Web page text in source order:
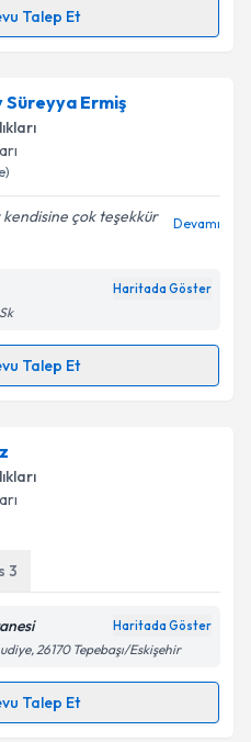
ilişkin
verilerimin belirtilen
Gönder
Talep Et
için randevu takvimi talebi
randevu almanız için bir
posta ile bilgilendireceğiz.
ilişkin
Aydınlatma
verilerimin belirtilen
kabul ediyorum.
Süreyya Ermiş
çok teşekkür
Devamı
Haritada Göster
Talep Et
Ermiş
randevu almanız
e-posta ile
verilerimin belirtilen
kabul ediyorum.
3
Haritada Göster
26170 Tepebaşı/Eskişehir
Talep Et